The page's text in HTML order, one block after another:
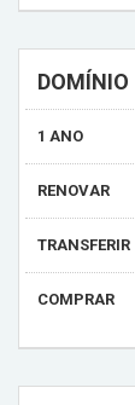
DOMÍNIO
1 ANO
RENOVAR
TRANSFERIR
COMPRAR